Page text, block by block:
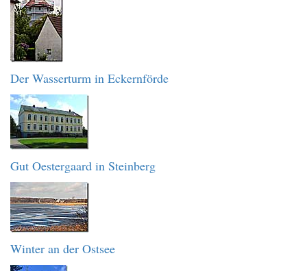
Der Wasserturm in Eckernförde
Gut Oestergaard in Steinberg
Winter an der Ostsee